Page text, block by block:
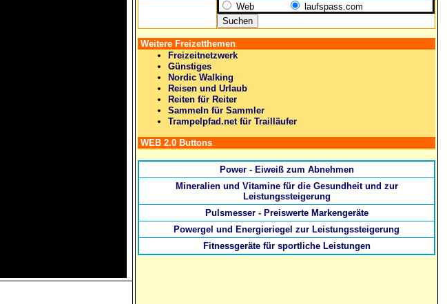
Web laufspass.com
Weitere Freizetthemen
Freizeitnetzwerk
Günstiges
Nordic Walking
Reisen und Urlaub
Reiten für Reiter
Sammeln für Sammler
Trampelpfad.net für Trailläufer
WEB 2.0 Buttons
Power - Eiweiß zum Abnehmen
Mineralien und Vitamine für die Gesundheit und zur
Leistungssteigerung
Pulsmesser - Preiswerte Markengeräte
Powergel und Energieriegel zur Leistungssteigerung
Fitnessgeräte für sportliche Leistungen